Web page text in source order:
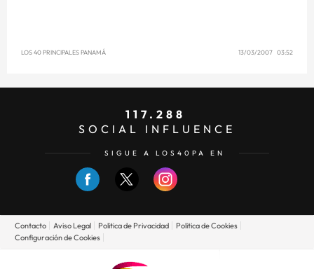
LOS 40 PRINCIPALES PANAMÁ 13/03/2007 03:52
117.288
SOCIAL INFLUENCE
SIGUE A LOS40PA EN
Contacto Aviso Legal Politica de Privacidad
Politica de Cookies
Configuración de Cookies